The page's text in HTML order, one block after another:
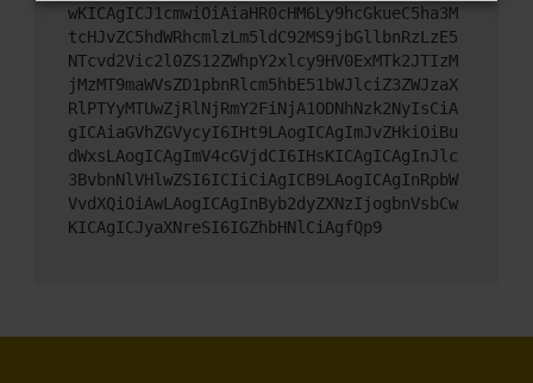
wKICAgICJ1cmwiOiAiaHR0cHM6Ly9hcGkueC5ha3M
tcHJvZC5hdWRhcmlzLm5ldC92MS9jbGllbnRzLzE5
NTcvd2Vic2l0ZS12ZWhpY2xlcy9HV0ExMTk2JTIzM
jMzMT9maWVsZD1pbnRlcm5hbE51bWJlciZ3ZWJzaX
RlPTYyMTUwZjRlNjRmY2FiNjA1ODNhNzk2NyIsCiA
gICAiaGVhZGVycyI6IHt9LAogICAgImJvZHkiOiBu
dWxsLAogICAgImV4cGVjdCI6IHsKICAgICAgInJlc
3BvbnNlVHlwZSI6ICIiCiAgICB9LAogICAgInRpbW
VvdXQiOiAwLAogICAgInByb2dyZXNzIjogbnVsbCw
KICAgICJyaXNreSI6IGZhbHNlCiAgfQp9